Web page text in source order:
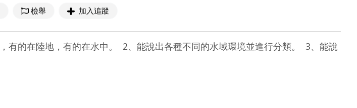
檢舉 加入追蹤
的在陸地，有的在水中。  2、能說出各種不同的水域環境並進行分類。  3、能說